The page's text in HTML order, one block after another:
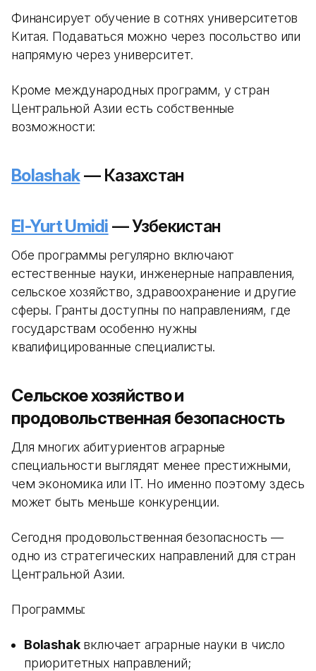
Финансирует обучение в сотнях университетов
Китая. Подаваться можно через посольство или
напрямую через университет.
Кроме международных программ, у стран
Центральной Азии есть собственные
возможности:
Bolashak— Казахстан
El-Yurt Umidi — Узбекистан
Обе программы регулярно включают
естественные науки, инженерные направления,
сельское хозяйство, здравоохранение и другие
сферы. Гранты доступны по направлениям, где
государствам особенно нужны
квалифицированные специалисты.
Сельское хозяйство и
продовольственная безопасность
Для многих абитуриентов аграрные
специальности выглядят менее престижными,
чем экономика или IT. Но именно поэтому здесь
может быть меньше конкуренции.
Сегодня продовольственная безопасность —
одно из стратегических направлений для стран
Центральной Азии.
Программы:
Bolashakвключает аграрные науки в число
приоритетных направлений;